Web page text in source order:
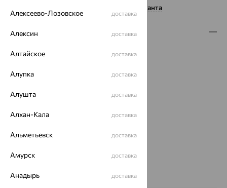
Нужна помощь консультанта
Описание
Вид изделия:
Металл:
Проба:585
Бренд:MAGIC STONES
Вес металла:
Характеристика вставки:
Алексеево-Лозовское доставка
Алексин доставка
Алтайское доставка
Алупка доставка
Алушта доставка
Алхан-Кала доставка
Альметьевск доставка
Амурск доставка
Анадырь доставка